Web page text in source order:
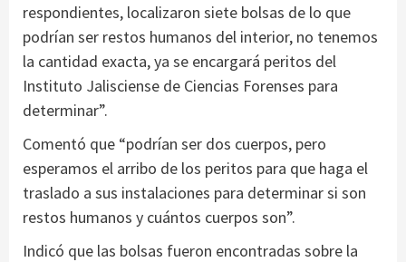
respondientes, localizaron siete bolsas de lo que
podrían ser restos humanos del interior, no tenemos
la cantidad exacta, ya se encargará peritos del
Instituto Jalisciense de Ciencias Forenses para
determinar”.
Comentó que “podrían ser dos cuerpos, pero
esperamos el arribo de los peritos para que haga el
traslado a sus instalaciones para determinar si son
restos humanos y cuántos cuerpos son”.
Indicó que las bolsas fueron encontradas sobre la